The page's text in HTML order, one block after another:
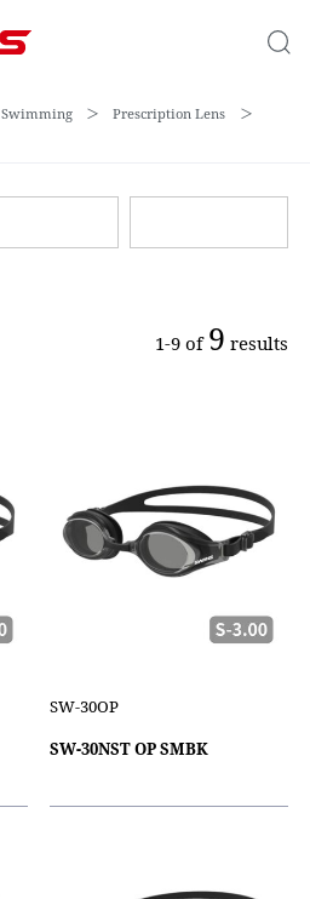
Swimming ＞ Prescription Lens
＞
1-9 of 9 results
SW-30OP
SW-30NST OP SMBK